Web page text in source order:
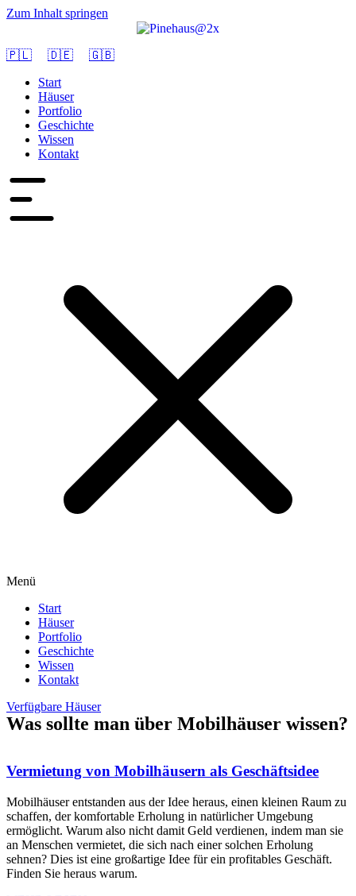
Zum Inhalt springen
🇵🇱 🇩🇪
🇬🇧
Start
Häuser
Portfolio
Geschichte
Wissen
Kontakt
Menü
Start
Häuser
Portfolio
Geschichte
Wissen
Kontakt
Verfügbare Häuser
Was sollte man über Mobilhäuser wissen?
Vermietung von Mobilhäusern als Geschäftsidee
Mobilhäuser entstanden aus der Idee heraus, einen kleinen Raum zu
schaffen, der komfortable Erholung in natürlicher Umgebung
ermöglicht. Warum also nicht damit Geld verdienen, indem man sie
an Menschen vermietet, die sich nach einer solchen Erholung
sehnen? Dies ist eine großartige Idee für ein profitables Geschäft.
Finden Sie heraus warum.